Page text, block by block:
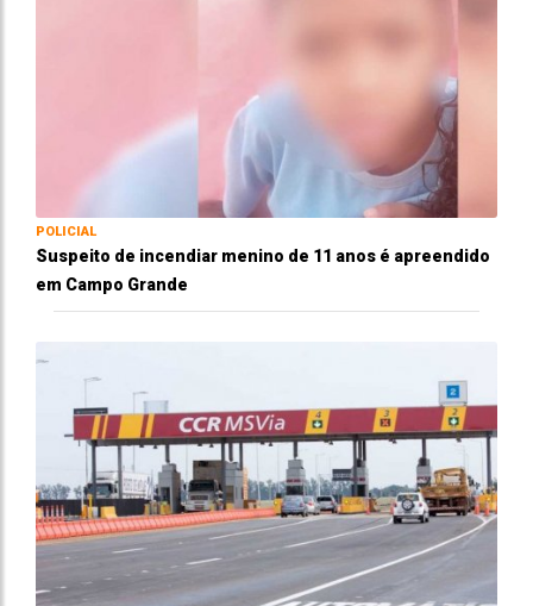
POLICIAL
Suspeito de incendiar menino de 11 anos é apreendido
em Campo Grande